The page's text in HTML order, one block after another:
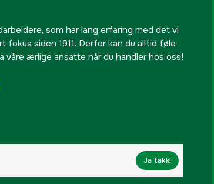
som har lang erfaring med det vi
siden 1911. Derfor kan du alltid føle
ærlige ansatte når du handler hos oss!
Ja takk!